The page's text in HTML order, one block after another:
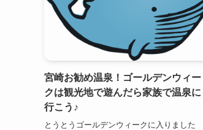
宮崎お勧め温泉！ゴールデンウィー
クは観光地で遊んだら家族で温泉に
行こう♪
とうとうゴールデンウィークに入りました